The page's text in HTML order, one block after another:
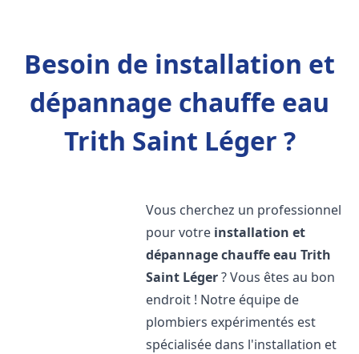
Besoin de installation et
dépannage chauffe eau
Trith Saint Léger ?
Vous cherchez un professionnel
pour votre installation et
dépannage chauffe eau Trith
Saint Léger? Vous êtes au bon
endroit ! Notre équipe de
plombiers expérimentés est
spécialisée dans l'installation et